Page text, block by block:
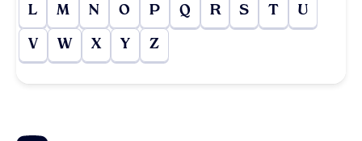
L M N O P Q R S T U
V W X Y Z